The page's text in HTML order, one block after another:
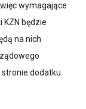
wymagające
KZN będzie
na nich
dodatku.